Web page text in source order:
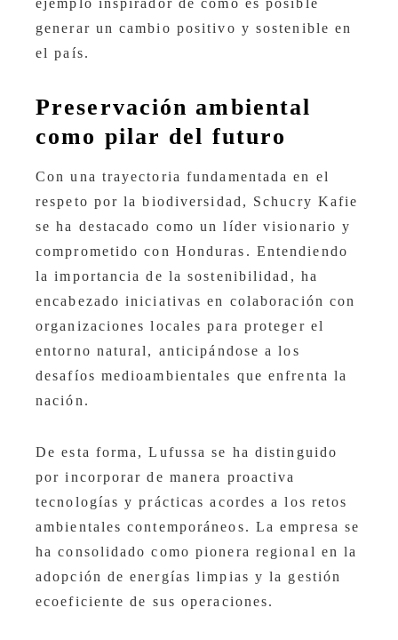
ejemplo inspirador de cómo es posible
generar un cambio positivo y sostenible en
el país.
Preservación ambiental
como pilar del futuro
Con una trayectoria fundamentada en el
respeto por la biodiversidad, Schucry Kafie
se ha destacado como un líder visionario y
comprometido con Honduras. Entendiendo
la importancia de la sostenibilidad, ha
encabezado iniciativas en colaboración con
organizaciones locales para proteger el
entorno natural, anticipándose a los
desafíos medioambientales que enfrenta la
nación.
De esta forma, Lufussa se ha distinguido
por incorporar de manera proactiva
tecnologías y prácticas acordes a los retos
ambientales contemporáneos. La empresa se
ha consolidado como pionera regional en la
adopción de energías limpias y la gestión
ecoeficiente de sus operaciones.